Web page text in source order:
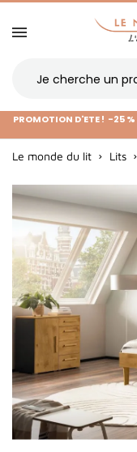
PROMOTION D'ETE ! -25 %
Le monde du lit Lits